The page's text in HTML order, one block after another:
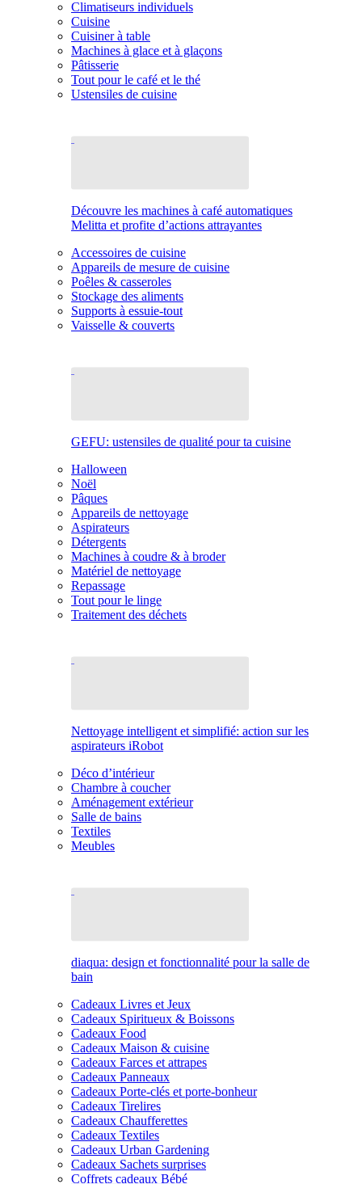
Climatiseurs individuels
Cuisine
Cuisiner à table
Machines à glace et à glaçons
Pâtisserie
Tout pour le café et le thé
Ustensiles de cuisine
Découvre les machines à café automatiques
Melitta et profite d’actions attrayantes
Accessoires de cuisine
Appareils de mesure de cuisine
Poêles & casseroles
Stockage des aliments
Supports à essuie-tout
Vaisselle & couverts
GEFU: ustensiles de qualité pour ta cuisine
Halloween
Noël
Pâques
Appareils de nettoyage
Aspirateurs
Détergents
Machines à coudre & à broder
Matériel de nettoyage
Repassage
Tout pour le linge
Traitement des déchets
Nettoyage intelligent et simplifié: action sur les
aspirateurs iRobot
Déco d’intérieur
Chambre à coucher
Aménagement extérieur
Salle de bains
Textiles
Meubles
diaqua: design et fonctionnalité pour la salle de
bain
Cadeaux Livres et Jeux
Cadeaux Spiritueux & Boissons
Cadeaux Food
Cadeaux Maison & cuisine
Cadeaux Farces et attrapes
Cadeaux Panneaux
Cadeaux Porte-clés et porte-bonheur
Cadeaux Tirelires
Cadeaux Chaufferettes
Cadeaux Textiles
Cadeaux Urban Gardening
Cadeaux Sachets surprises
Coffrets cadeaux Bébé